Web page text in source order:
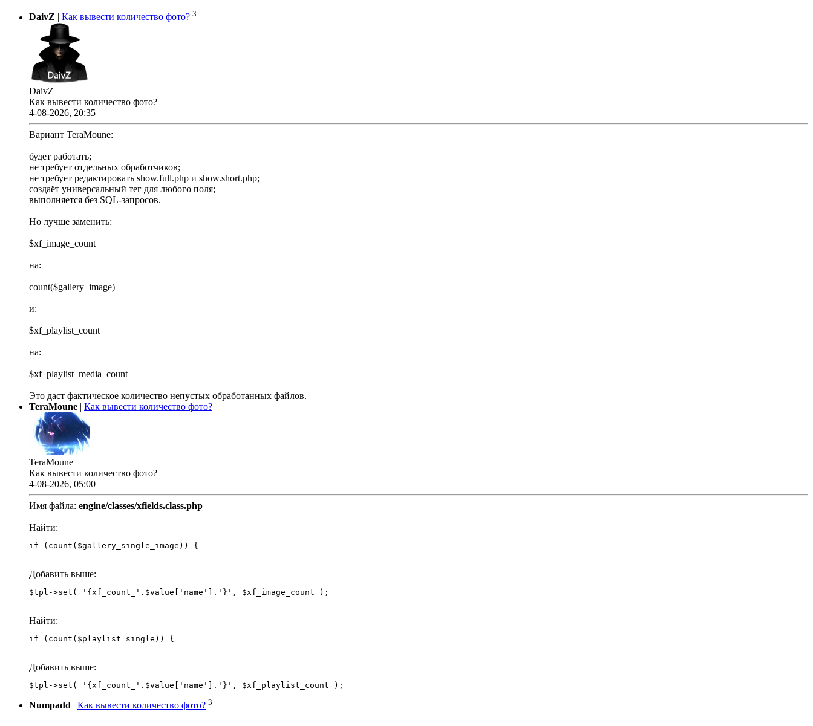
DaivZ Как вывести количество фото? 3
DaivZ
Как вывести количество фото?
4-08-2026, 20:35
Вариант TeraMoune:
будет работать;
не требует отдельных обработчиков;
не требует редактировать show.full.php и show.short.php;
создаёт универсальный тег для любого поля;
выполняется без SQL-запросов.
Но лучше заменить:
$xf_image_count
на:
count($gallery_image)
и:
$xf_playlist_count
на:
$xf_playlist_media_count
Это даст фактическое количество непустых обработанных файлов.
TeraMoune | Как вывести количество фото?
TeraMoune
Как вывести количество фото?
4-08-2026, 05:00
Имя файла: engine/classes/xfields.class.php
Найти:
if (count($gallery_single_image)) {
Добавить выше:
Найти:
if (count($playlist_single)) {
Добавить выше:
Numpadd | Как вывести количество фото? 3